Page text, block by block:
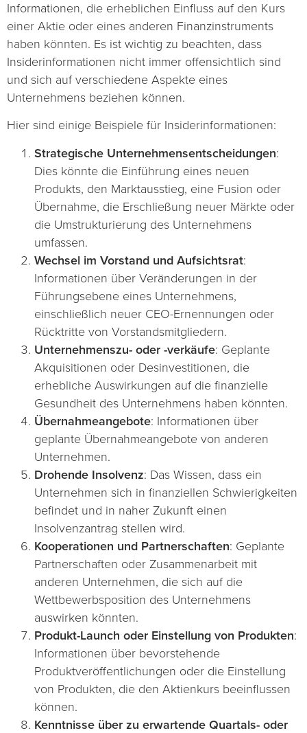
Informationen, die erheblichen Einfluss auf den Kurs
einer Aktie oder eines anderen Finanzinstruments
haben könnten. Es ist wichtig zu beachten, dass
Insiderinformationen nicht immer offensichtlich sind
und sich auf verschiedene Aspekte eines
Unternehmens beziehen können.
Hier sind einige Beispiele für Insiderinformationen:
Strategische Unternehmensentscheidungen:
Dies könnte die Einführung eines neuen
Produkts, den Marktausstieg, eine Fusion oder
Übernahme, die Erschließung neuer Märkte oder
die Umstrukturierung des Unternehmens
umfassen.
Wechsel im Vorstand und Aufsichtsrat:
Informationen über Veränderungen in der
Führungsebene eines Unternehmens,
einschließlich neuer CEO-Ernennungen oder
Rücktritte von Vorstandsmitgliedern.
Unternehmenszu- oder -verkäufe: Geplante
Akquisitionen oder Desinvestitionen, die
erhebliche Auswirkungen auf die finanzielle
Gesundheit des Unternehmens haben könnten.
Übernahmeangebote: Informationen über
geplante Übernahmeangebote von anderen
Unternehmen.
Drohende Insolvenz: Das Wissen, dass ein
Unternehmen sich in finanziellen Schwierigkeiten
befindet und in naher Zukunft einen
Insolvenzantrag stellen wird.
Kooperationen und Partnerschaften: Geplante
Partnerschaften oder Zusammenarbeit mit
anderen Unternehmen, die sich auf die
Wettbewerbsposition des Unternehmens
auswirken könnten.
Produkt-Launch oder Einstellung von Produkten:
Informationen über bevorstehende
Produktveröffentlichungen oder die Einstellung
von Produkten, die den Aktienkurs beeinflussen
können.
Kenntnisse über zu erwartende Quartals- oder